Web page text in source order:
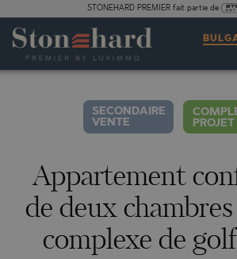
CARACTÉRISTIQUES DESCRIPTION
PRIX
ENQUÊTE
STONEHARD PREMIER fait partie de
PHOTOS
SECONDAIRE
VENTE
PROJET
Appartement
de deux
complexe de